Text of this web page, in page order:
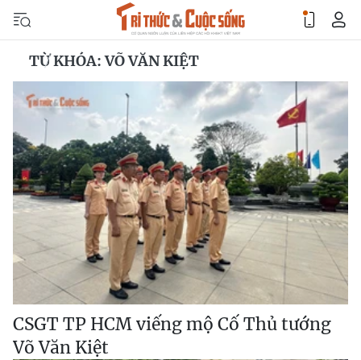
TỪ KHÓA: VÕ VĂN KIỆT
CSGT TP HCM viếng mộ Cố Thủ tướng
Võ Văn Kiệt